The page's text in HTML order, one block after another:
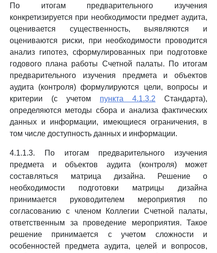
По итогам предварительного изучения
конкретизируется при необходимости предмет аудита,
оценивается существенность, выявляются и
оцениваются риски, при необходимости проводится
анализ гипотез, сформулированных при подготовке
годового плана работы Счетной палаты. По итогам
предварительного изучения предмета и объектов
аудита (контроля) формулируются цели, вопросы и
критерии (с учетом пункта 4.1.3.2 Стандарта),
определяются методы сбора и анализа фактических
данных и информации, имеющиеся ограничения, в
том числе доступность данных и информации.
4.1.1.3. По итогам предварительного изучения
предмета и объектов аудита (контроля) может
составляться матрица дизайна. Решение о
необходимости подготовки матрицы дизайна
принимается руководителем мероприятия по
согласованию с членом Коллегии Счетной палаты,
ответственным за проведение мероприятия. Такое
решение принимается с учетом сложности и
особенностей предмета аудита, целей и вопросов,